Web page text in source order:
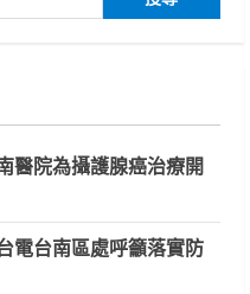
醫院為攝護腺癌治療開
電台南區處呼籲落實防